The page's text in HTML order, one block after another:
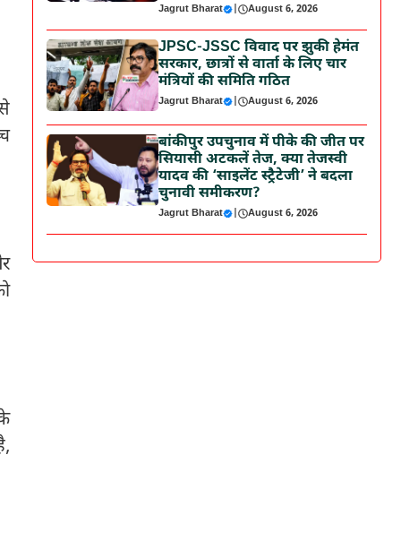
Jagrut Bharat | August 6, 2026
JPSC-JSSC विवाद पर झुकी हेमंत
सरकार, छात्रों से वार्ता के लिए चार
मंत्रियों की समिति गठित
Jagrut Bharat | August 6, 2026
बांकीपुर उपचुनाव में पीके की जीत पर
सियासी अटकलें तेज, क्या तेजस्वी
यादव की ‘साइलेंट स्ट्रैटेजी’ ने बदला
चुनावी समीकरण?
Jagrut Bharat | August 6, 2026